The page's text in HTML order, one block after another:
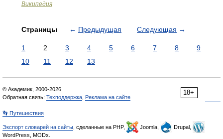
Википедия
Страницы ← Предыдущая Следующая →
1 2 3 4 5 6 7 8
9
10
11 12 13
18+
© Академик, 2000-2026
Обратная связь: Техподдержка Реклама на сайте
👣 Путешествия
Экспорт словарей на сайты , сделанные на PHP, Joomla,
Drupal,
WordPress, MODx.